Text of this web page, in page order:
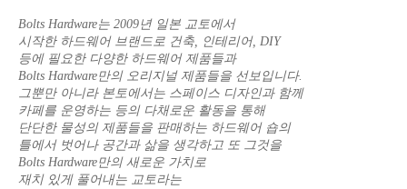
Bolts Hardware는 2009년 일본 교토에서
시작한 하드웨어 브랜드로 건축, 인테리어, DIY
등에 필요한 다양한 하드웨어 제품들과
Bolts Hardware만의 오리지널 제품들을 선보입니다.
그뿐만 아니라 본토에서는 스페이스 디자인과 함께
카페를 운영하는 등의 다채로운 활동을 통해
단단한 물성의 제품들을 판매하는 하드웨어 숍의
틀에서 벗어나 공간과 삶을 생각하고 또 그것을
Bolts Hardware만의 새로운 가치로
재치 있게 풀어내는 교토라는